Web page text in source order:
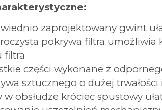
zaprojektowany gwint
pokrywa filtra umożliwia
filtra
części wykonane z
sztucznego o dużej trwałości
w obsłudze króciec spustowy